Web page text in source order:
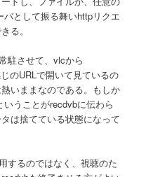
として振る舞いhttpリクエ
る。
駐させて、vlcから
のURLで開いて見ているの
いままなのである。もしか
うことがrecdvbに伝わら
は捨てている状態になって
するのではなく、視聴のた